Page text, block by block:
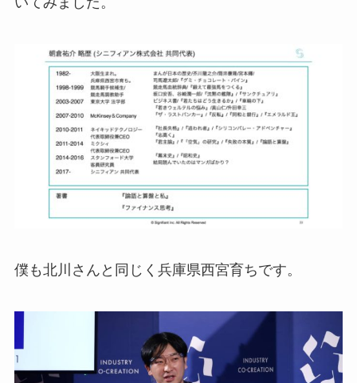
僕も北川さんと同じく兵庫県西宮育ちです。